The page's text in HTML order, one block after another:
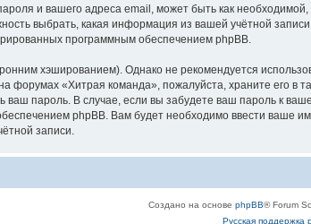
и вашего адреса email, может быть как
выбрать, какая информация из вашей учётной
программным обеспечением phpBB.
хэшированием). Однако не рекомендуется
форумах «Хитрая команда», пожалуйста, храните его в
ваш пароль. В случае, если вы забудете ваш пароль к
phpBB. Вам будет необходимо ввести ваше
записи.
Создано на основе phpBB® Forum
Русская поддержка